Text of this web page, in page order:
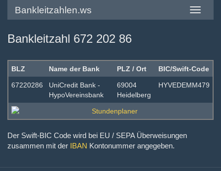
Toggle
Bankleitzahlen.ws
Bankleitzahl 672 202 86
BLZ Name der Bank PLZ / Ort BIC/Swift-Code
67220286
UniCredit Bank -
HypoVereinsbank
69004
Heidelberg
HYVEDEMM479
Der Swift-BIC Code wird bei EU / SEPA Überweisungen
zusammen mit der IBAN Kontonummer angegeben.